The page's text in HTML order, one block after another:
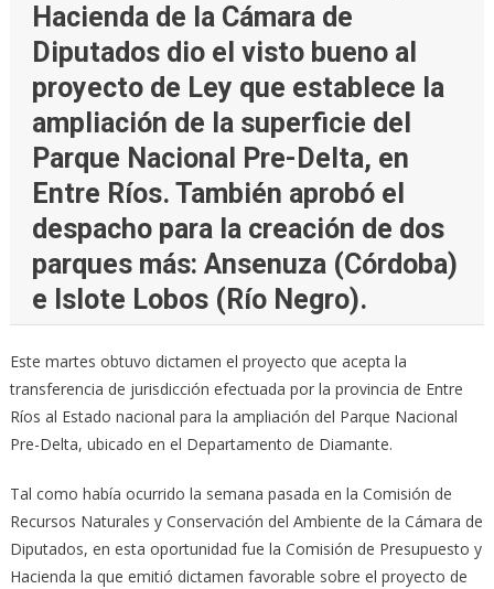
Hacienda de la Cámara de
Diputados dio el visto bueno al
proyecto de Ley que establece la
ampliación de la superficie del
Parque Nacional Pre-Delta, en
Entre Ríos. También aprobó el
despacho para la creación de dos
parques más: Ansenuza (Córdoba)
e Islote Lobos (Río Negro).
Este martes obtuvo dictamen el proyecto que acepta la
transferencia de jurisdicción efectuada por la provincia de Entre
Ríos al Estado nacional para la ampliación del Parque Nacional
Pre-Delta, ubicado en el Departamento de Diamante.
Tal como había ocurrido la semana pasada en la Comisión de
Recursos Naturales y Conservación del Ambiente de la Cámara de
Diputados, en esta oportunidad fue la Comisión de Presupuesto y
Hacienda la que emitió dictamen favorable sobre el proyecto de